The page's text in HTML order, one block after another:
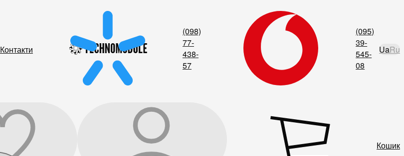
Контакти
(098)
77-
438-
57
(095)
39-
545-
08
UaRu
Кошик